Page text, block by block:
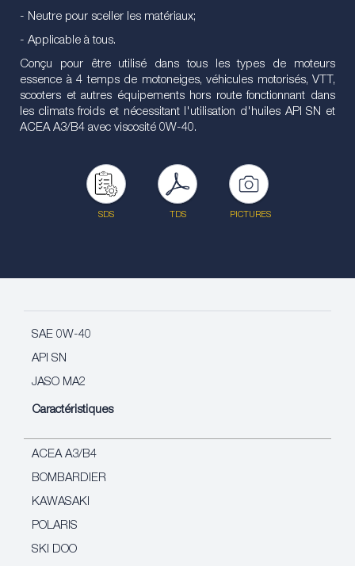
- Neutre pour sceller les matériaux;
- Applicable à tous.
Conçu pour être utilisé dans tous les types de moteurs
essence à 4 temps de motoneiges, véhicules motorisés, VTT,
scooters et autres équipements hors route fonctionnant dans
les climats froids et nécessitant l'utilisation d'huiles API SN et
ACEA A3/B4 avec viscosité 0W-40.
SDS TDS PICTURES
SAE 0W-40
API SN
JASO MA2
Caractéristiques
ACEA A3/B4
BOMBARDIER
KAWASAKI
POLARIS
SKI DOO